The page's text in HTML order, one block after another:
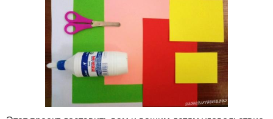
Материал для поделок
Поделки для младших
ребят
Идея для поделки
Поделки из соленого